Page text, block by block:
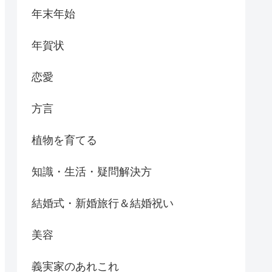
年末年始
年賀状
恋愛
方言
植物を育てる
知識・生活・疑問解決方
結婚式・新婚旅行＆結婚祝い
美容
義実家のあれこれ